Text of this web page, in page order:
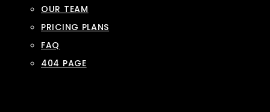
OUR TEAM
PRICING PLANS
FAQ
404 PAGE